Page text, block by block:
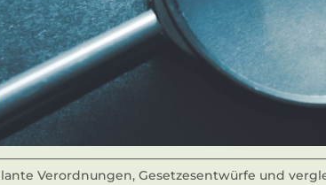
Verordnungen, Gesetzesentwürfe und